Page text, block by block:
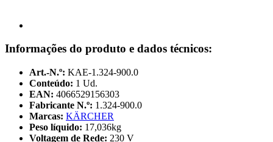
Informações do produto e dados técnicos:
Art.-N.º: KAE-1.324-900.0
Conteúdo: 1 Ud.
EAN: 4066529156303
Fabricante N.º: 1.324-900.0
Marcas: KÄRCHER
Peso líquido: 17,036kg
Voltagem de Rede: 230 V